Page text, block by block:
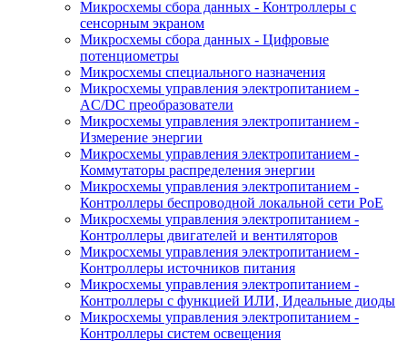
Микросхемы сбора данных - Контроллеры с
сенсорным экраном
Микросхемы сбора данных - Цифровые
потенциометры
Микросхемы специального назначения
Микросхемы управления электропитанием -
AC/DC преобразователи
Микросхемы управления электропитанием -
Измерение энергии
Микросхемы управления электропитанием -
Коммутаторы распределения энергии
Микросхемы управления электропитанием -
Контроллеры беспроводной локальной сети PoE
Микросхемы управления электропитанием -
Контроллеры двигателей и вентиляторов
Микросхемы управления электропитанием -
Контроллеры источников питания
Микросхемы управления электропитанием -
Контроллеры с функцией ИЛИ, Идеальные диоды
Микросхемы управления электропитанием -
Контроллеры систем освещения